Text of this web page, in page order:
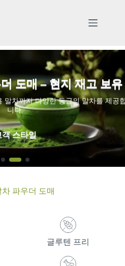
도매 – 현지 재고 보유
말차까지 다양한 등급의 말차를 제공
니다.
객 스타일
파우더 도매
글루텐 프리